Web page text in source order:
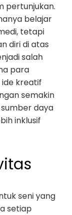
pertunjukan.
belajar
tetapi
diri di atas
salah
para
kreatif
semakin
daya
inklusif
seni yang
setiap